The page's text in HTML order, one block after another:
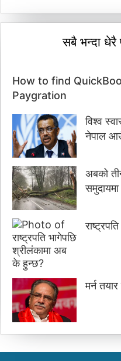
सबै भन्दा धेरै
How to find
Paygration
विश्व
नेपाल
अबको
मर्न